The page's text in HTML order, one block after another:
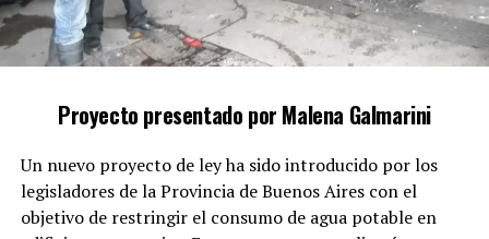
Según el legislador, cuando un allegado al autor
colabora conscientemente en estas acciones, deja de
actuar por un vínculo familiar o emocional y se
grave.
El proyecto sostiene que la protección de la intimidad
familiar no puede ser un obstáculo para la investigación
y la sanción de delitos que vulneran los derechos
Proyecto presentado por Malena Galmarini
Un nuevo proyecto de ley ha sido introducido por los
legisladores de la Provincia de Buenos Aires con el
objetivo de restringir el consumo de agua potable en